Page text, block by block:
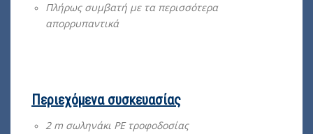
Πλήρως συμβατή με τα περισσότερα
απορρυπαντικά
Περιεχόμενα συσκευασίας
2 m σωληνάκι PE τροφοδοσίας